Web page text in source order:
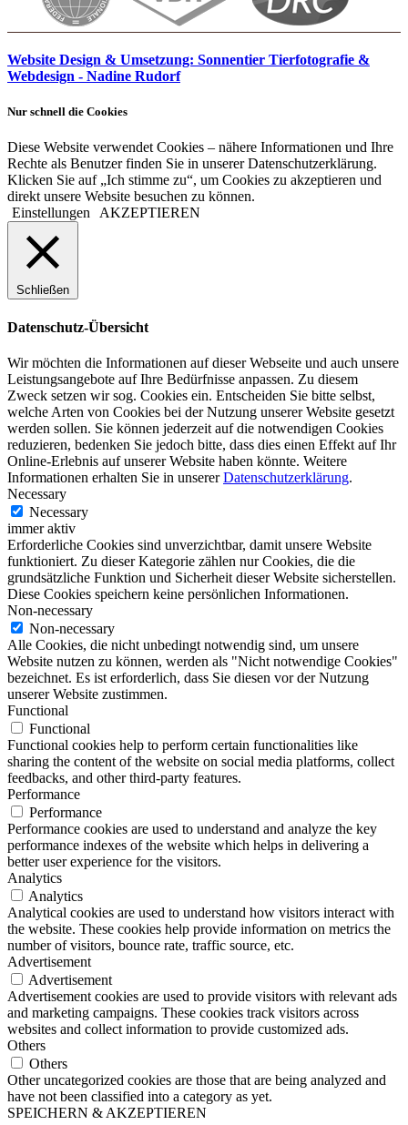
Website Design & Umsetzung: Sonnentier Tierfotografie &
Webdesign - Nadine Rudorf
Nur schnell die Cookies
Diese Website verwendet Cookies – nähere Informationen und Ihre
Rechte als Benutzer finden Sie in unserer Datenschutzerklärung.
Klicken Sie auf „Ich stimme zu“, um Cookies zu akzeptieren und
direkt unsere Website besuchen zu können.
Einstellungen
AKZEPTIEREN
Schließen
Datenschutz-Übersicht
Wir möchten die Informationen auf dieser Webseite und auch unsere
Leistungsangebote auf Ihre Bedürfnisse anpassen. Zu diesem
Zweck setzen wir sog. Cookies ein. Entscheiden Sie bitte selbst,
welche Arten von Cookies bei der Nutzung unserer Website gesetzt
werden sollen. Sie können jederzeit auf die notwendigen Cookies
reduzieren, bedenken Sie jedoch bitte, dass dies einen Effekt auf Ihr
Online-Erlebnis auf unserer Website haben könnte. Weitere
Informationen erhalten Sie in unsererDatenschutzerklärung.
Necessary
Necessary
immer aktiv
Erforderliche Cookies sind unverzichtbar, damit unsere Website
funktioniert. Zu dieser Kategorie zählen nur Cookies, die die
grundsätzliche Funktion und Sicherheit dieser Website sicherstellen.
Diese Cookies speichern keine persönlichen Informationen.
Non-necessary
Non-necessary
Alle Cookies, die nicht unbedingt notwendig sind, um unsere
Website nutzen zu können, werden als "Nicht notwendige Cookies"
bezeichnet. Es ist erforderlich, dass Sie diesen vor der Nutzung
unserer Website zustimmen.
Functional
Functional
Functional cookies help to perform certain functionalities like
sharing the content of the website on social media platforms, collect
feedbacks, and other third-party features.
Performance
Performance
Performance cookies are used to understand and analyze the key
performance indexes of the website which helps in delivering a
better user experience for the visitors.
Analytics
Analytics
Analytical cookies are used to understand how visitors interact with
the website. These cookies help provide information on metrics the
number of visitors, bounce rate, traffic source, etc.
Advertisement
Advertisement
Advertisement cookies are used to provide visitors with relevant ads
and marketing campaigns. These cookies track visitors across
websites and collect information to provide customized ads.
Others
Others
Other uncategorized cookies are those that are being analyzed and
have not been classified into a category as yet.
SPEICHERN & AKZEPTIEREN